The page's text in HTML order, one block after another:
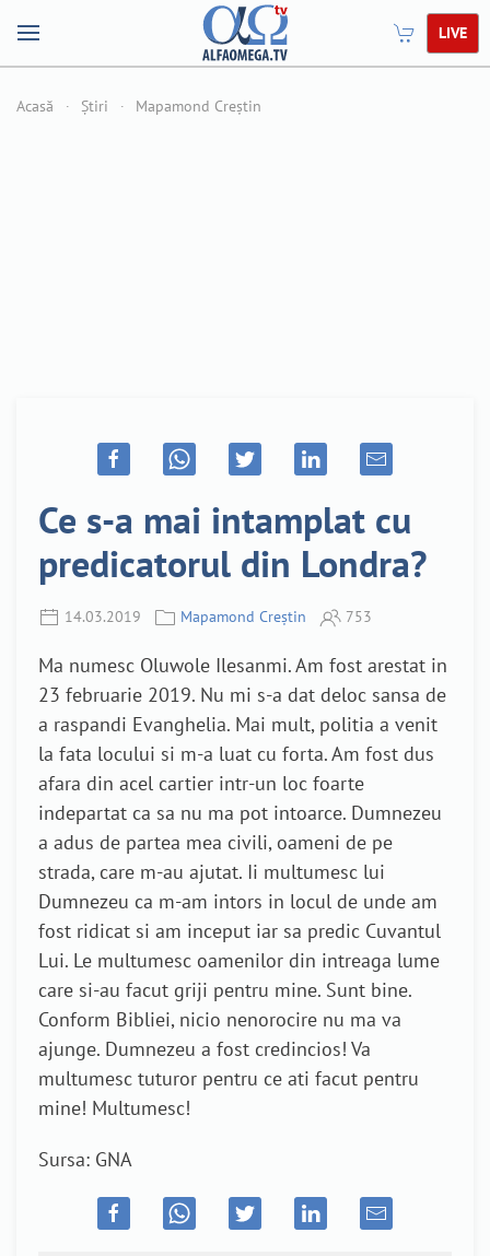
LIVE
Acasă Știri Mapamond Creștin
Ce s-a mai intamplat cu
predicatorul din Londra?
14.03.2019 Mapamond Creștin 753
Ma numesc Oluwole Ilesanmi. Am fost arestat in
23 februarie 2019. Nu mi s-a dat deloc sansa de
a raspandi Evanghelia. Mai mult, politia a venit
la fata locului si m-a luat cu forta. Am fost dus
afara din acel cartier intr-un loc foarte
indepartat ca sa nu ma pot intoarce. Dumnezeu
a adus de partea mea civili, oameni de pe
strada, care m-au ajutat. Ii multumesc lui
Dumnezeu ca m-am intors in locul de unde am
fost ridicat si am inceput iar sa predic Cuvantul
Lui. Le multumesc oamenilor din intreaga lume
care si-au facut griji pentru mine. Sunt bine.
Conform Bibliei, nicio nenorocire nu ma va
ajunge. Dumnezeu a fost credincios! Va
multumesc tuturor pentru ce ati facut pentru
mine! Multumesc!
Sursa: GNA